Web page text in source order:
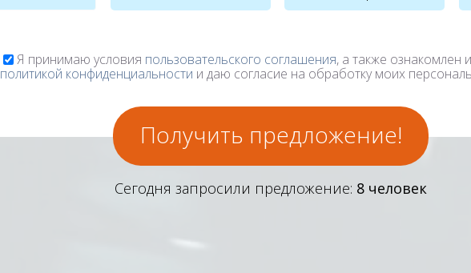
Я принимаю условия пользовательского соглашения, а также ознакомлен
политикой конфиденциальности и даю согласие на обработку моих
Получить предложение!
Сегодня запросили предложение: 8 человек